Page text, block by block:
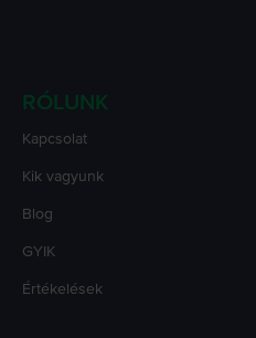
RÓLUNK
Kapcsolat
Kik vagyunk
Blog
GYIK
Értékelések